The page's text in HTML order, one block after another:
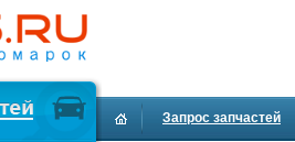
Запрос запчастей